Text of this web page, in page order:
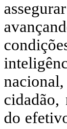
cidadão,
do